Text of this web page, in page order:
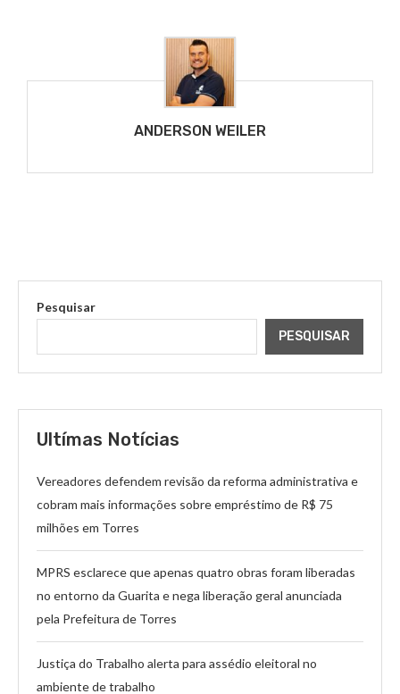
ANDERSON WEILER
Pesquisar
PESQUISAR
Ultímas Notícias
Vereadores defendem revisão da reforma administrativa e
cobram mais informações sobre empréstimo de R$ 75
milhões em Torres
MPRS esclarece que apenas quatro obras foram liberadas
no entorno da Guarita e nega liberação geral anunciada
pela Prefeitura de Torres
Justiça do Trabalho alerta para assédio eleitoral no
ambiente de trabalho